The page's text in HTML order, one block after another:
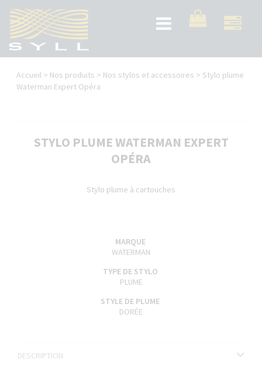
contenu
principal
Toggle
navigation
Vous
êtes
Accueil > Nos produits > Nos stylos et accessoires > Stylo plume
Waterman Expert Opéra
STYLO PLUME WATERMAN EXPERT
OPÉRA
Stylo plume à cartouches
MARQUE
WATERMAN
TYPE DE STYLO
PLUME
STYLE DE PLUME
DORÉE
DESCRIPTION